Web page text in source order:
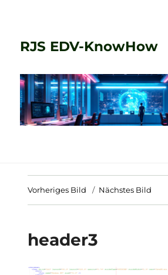
RJS EDV-KnowHow
Vorheriges Bild Nächstes Bild
header3